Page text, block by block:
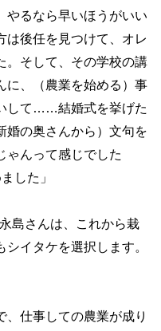
やるなら早いほうがいい
は後任を見つけて、オレ
。そして、その学校の講
に、（農業を始める）事
して……結婚式を挙げた
婚の奥さんから）文句を
ゃんって感じでした
した」
島さんは、これから栽
イタケを選択します。
、仕事しての農業が成り